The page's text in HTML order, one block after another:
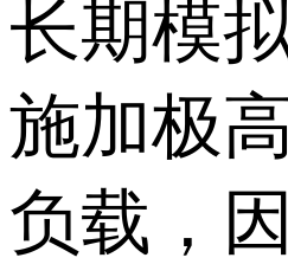
长期模
施加极
负载，